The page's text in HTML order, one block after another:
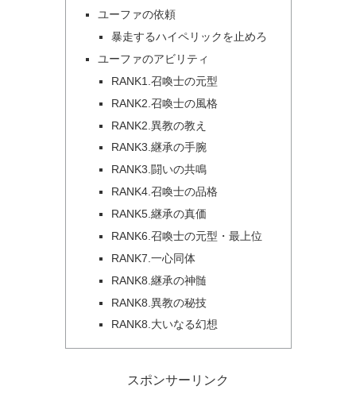
ユーファの依頼
暴走するハイペリックを止めろ
ユーファのアビリティ
RANK1.召喚士の元型
RANK2.召喚士の風格
RANK2.異教の教え
RANK3.継承の手腕
RANK3.闘いの共鳴
RANK4.召喚士の品格
RANK5.継承の真価
RANK6.召喚士の元型・最上位
RANK7.一心同体
RANK8.継承の神髄
RANK8.異教の秘技
RANK8.大いなる幻想
スポンサーリンク